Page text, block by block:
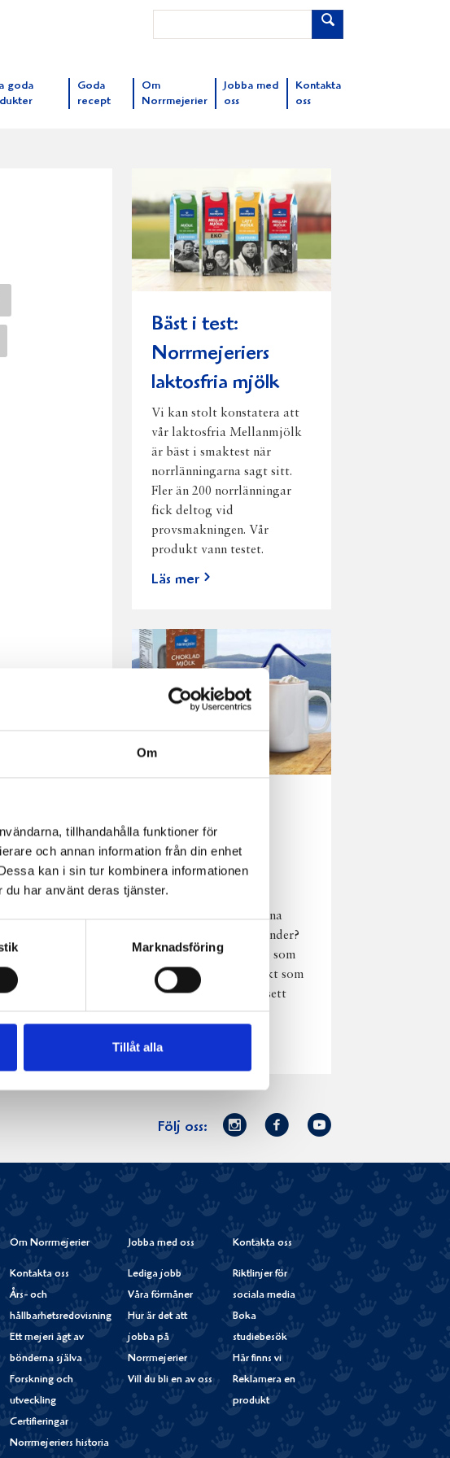
Om
tillhandahålla funktioner för
och annan information från din enhet
kan i sin tur kombinera informationen
har använt deras tjänster.
Marknadsföring
Tillåt alla
goda
Goda
recept
Om
Norrmejerier
Jobba med
oss
Kontakta
oss
Bäst i test:
Norrmejeriers
laktosfria mjölk
Vi kan stolt konstatera att
vår laktosfria Mellanmjölk
är bäst i smaktest när
norrlänningarna sagt sitt.
Fler än 200 norrlänningar
fick deltog vid
provsmakningen. Vår
produkt vann testet.
Läs mer
njutning i alla
väder
Har du provat
chokladmjölk från dina
norrländska mjölkbönder?
Den är lika god varm som
kall och passar perfekt som
vardagsnjutning oavsett
väder, året om.
Läs mer
Följ oss:
Norrmejerier
Instagram
Facebook
Youtube
Om Norrmejerier
Kontakta oss
Års- och
hållbarhetsredovisning
Ett mejeri ägt av
bönderna själva
Forskning och
utveckling
Certifieringar
Norrmejeriers historia
Jobba med oss
Lediga jobb
Våra förmåner
Hur är det att
jobba på
Norrmejerier
Vill du bli en av oss
Kontakta oss
Riktlinjer för
sociala media
Boka
studiebesök
Här finns vi
Reklamera en
produkt